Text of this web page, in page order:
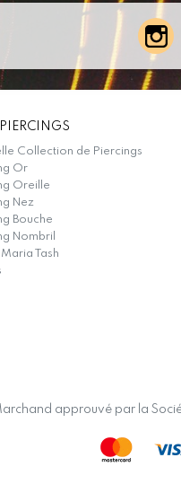
Collection de Piercings
Or
Oreille
Nez
Bouche
Nombril
Tash
approuvé par la